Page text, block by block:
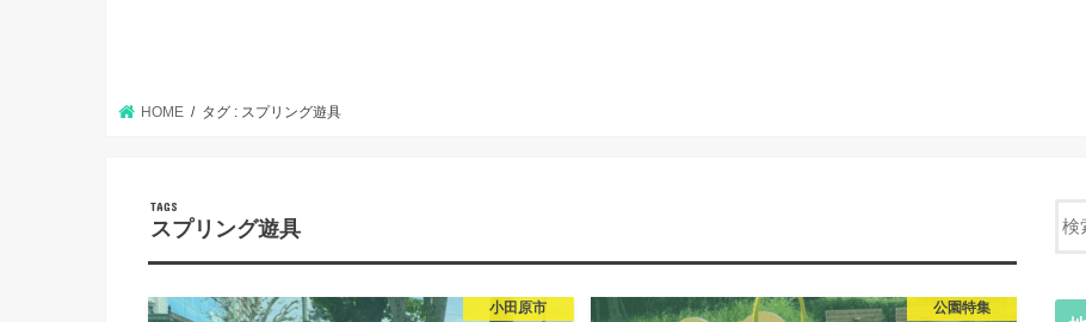
HOME タグ : スプリング遊具
スプリング遊具
小田原市 公園特集